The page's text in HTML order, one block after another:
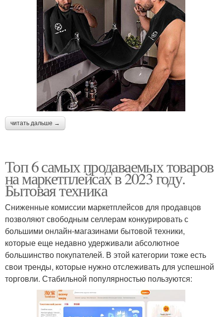
читать дальше →
Топ 6 самых продаваемых товаров
на маркетплейсах в 2023 году.
Бытовая техника
Сниженные комиссии маркетплейсов для продавцов
позволяют свободным селлерам конкурировать с
большими онлайн-магазинами бытовой техники,
которые еще недавно удерживали абсолютное
большинство покупателей. В этой категории тоже есть
свои тренды, которые нужно отслеживать для успешной
торговли. Стабильной популярностью пользуются: